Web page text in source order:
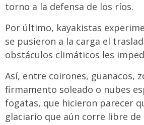
torno a la defensa de los ríos.
Por último, kayakistas
se pusieron a la carga el
obstáculos climáticos les
Así, entre coirones, guanacos,
firmamento soleado o nubes
fogatas, que hicieron parecer
glaciario que aún corre libre